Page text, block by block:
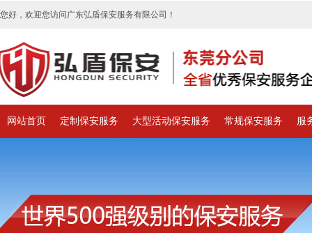
您好，欢迎您访问广东弘盾保安服务有限公司！
网站首页 定制保安服务 大型活动保安服务 常规保安服务 服